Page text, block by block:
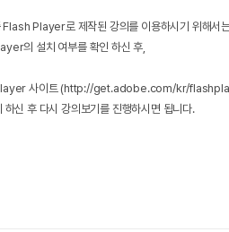
Player로 제작된 강의를 이용하시기 위해서
의 설치 여부를 확인 하신 후,
사이트 (http://get.adobe.com/kr/
신 후 다시 강의보기를 진행하시면 됩니다.